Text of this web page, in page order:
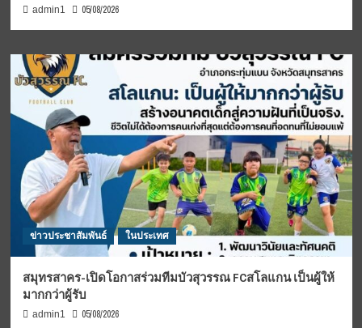
admin1 05/08/2026
ข่าวประชาสัมพันธ์ ในประเทศ
สมุทรสาคร-เปิดโอกาสร่วมทีมบัวสุวรรณ FCสโลแกน เป็นผู้ให้
มากกว่าผู้รับ
admin1 05/08/2026